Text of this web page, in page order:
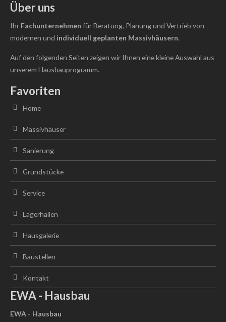
Über uns
Ihr Fachunternehmen für Beratung, Planung und Vertrieb von
modernen und individuell geplanten Massivhäusern.
Auf den folgenden Seiten zeigen wir Ihnen eine kleine Auswahl aus
unserem Hausbauprogramm.
Favoriten
Home
Massivhäuser
Sanierung
Grundstücke
Service
Lagerhallen
Hausgalerie
Baustellen
Kontakt
EWA - Hausbau
EWA - Hausbau